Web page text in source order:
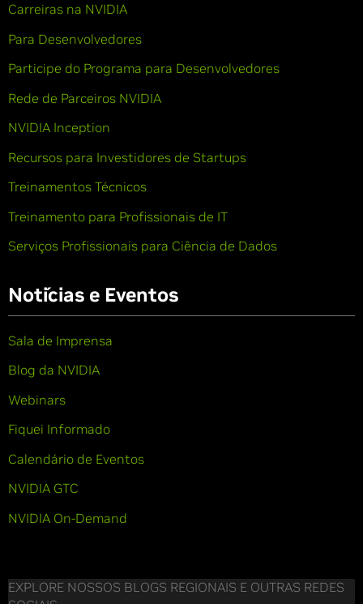
Carreiras na NVIDIA
Para Desenvolvedores
Participe do Programa para Desenvolvedores
Rede de Parceiros NVIDIA
NVIDIA Inception
Recursos para Investidores de Startups
Treinamentos Técnicos
Treinamento para Profissionais de IT
Serviços Profissionais para Ciência de Dados
Notícias e Eventos
Sala de Imprensa
Blog da NVIDIA
Webinars
Fiquei Informado
Calendário de Eventos
NVIDIA GTC
NVIDIA On-Demand
EXPLORE NOSSOS BLOGS REGIONAIS E OUTRAS REDES